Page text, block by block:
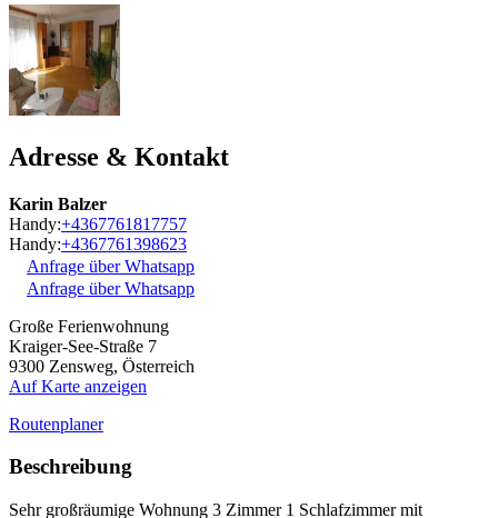
Adresse & Kontakt
Karin Balzer
Handy:+4367761817757
Handy:+4367761398623
Anfrage über Whatsapp
Anfrage über Whatsapp
Große Ferienwohnung
Kraiger-See-Straße 7
9300 Zensweg, Österreich
Auf Karte anzeigen
Routenplaner
Beschreibung
Sehr großräumige Wohnung 3 Zimmer 1 Schlafzimmer mit